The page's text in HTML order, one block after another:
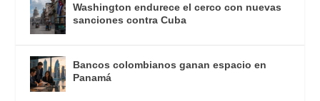
Washington endurece el cerco con nuevas
sanciones contra Cuba
Bancos colombianos ganan espacio en
Panamá